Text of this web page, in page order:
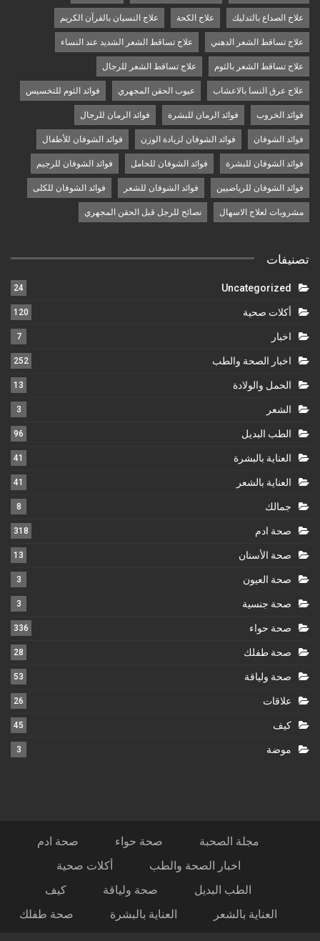
علاج الصداع بالتدليك علاج الكحة علاج النسيان بالقرآن الكريم
علاج تساقط الشعر الدهني علاج تساقط الشعر الشديد عند النساء
علاج تساقط الشعر بالثوم علاج تساقط الشعر للرجال
علاج عرق النسا بالاعشاب عيوب الحقن المجهري فوائد الثوم للتخسيس
فوائد الخروب فوائد الرمان للبشرة فوائد الرمان للرجال
فوائد الشوفان فوائد الشوفان لزيادة الوزن فوائد الشوفان للأطفال
فوائد الشوفان للبشرة فوائد الشوفان للحامل فوائد الشوفان للرجيم
فوائد الشوفان للرياضيين فوائد الشوفان للشعر فوائد الشوفان للكلى
مشروبات لعلاج الاسهال نصائح للرجل قبل الحقن المجهري
تصنيفات
Uncategorized
24
أكلات صحية 120
اخبار 7
اخبار الصحة والطب 252
الحمل والولادة 13
الشعر 3
الطب البديل 96
العناية بالبشرة 41
العناية بالشعر 41
جمالك 8
صحة ادم 318
صحة الأسنان 13
صحة العيون 3
صحة جنسية 3
صحة حواء 336
صحة طفلك 28
صحة ولياقة 53
علاقات 26
كيف 45
موضة 3
مجلة الصحبة صحة حواء
صحة ادم
اخبار الصحة والطب
أكلات صحية
الطب البديل
صحة ولياقة
كيف
العناية بالشعر
العناية بالبشرة صحة طفلك